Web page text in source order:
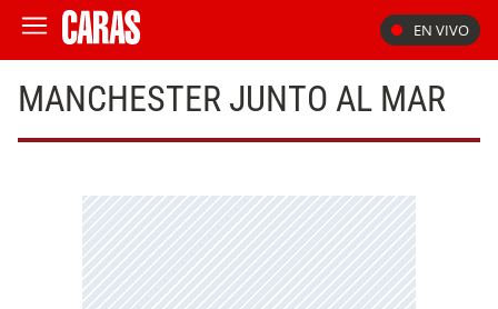
EN VIVO
MANCHESTER JUNTO AL MAR